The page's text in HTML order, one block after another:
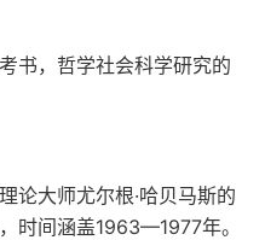
书，哲学社会科学研究的
论大师尤尔根·哈贝马斯的
时间涵盖1963—1977年。